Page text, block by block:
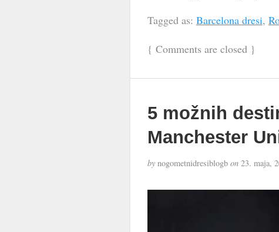
Tagged as: Barcelona dresi,
{ Comments are closed}
5 možnih
Manchester
bynogometnidresiblogb on23. maja,